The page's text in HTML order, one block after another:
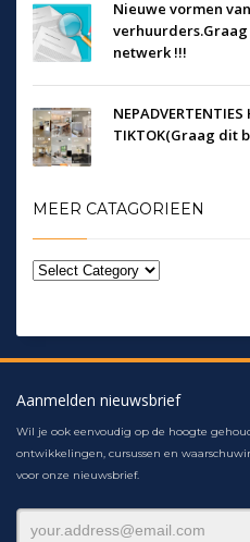
Nieuwe vormen
netwerk !!!
TIKTOK(Graag dit
MEER CATAGORIEEN
Aanmelden nieuwsbrief
Wil je ook eenvoudig op de hoogte
ontwikkelingen, cursussen en
voor onze nieuwsbrief.